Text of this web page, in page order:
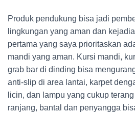
Produk pendukung bisa jadi
lingkungan yang aman dan
pertama yang saya prioritaskan
mandi yang aman. Kursi mandi,
grab bar di dinding bisa
anti-slip di area lantai, karpet
licin, dan lampu yang cukup
ranjang, bantal dan penyangga